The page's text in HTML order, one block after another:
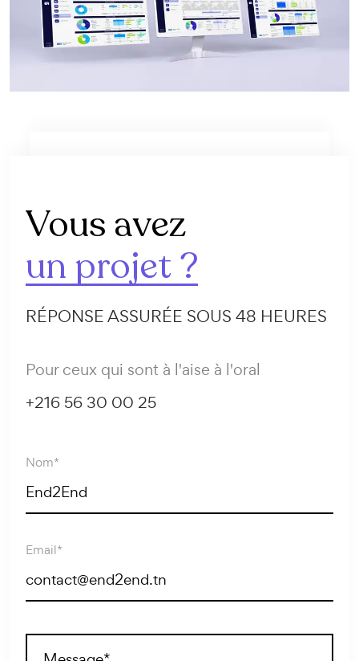
Vous avez
un projet ?
RÉPONSE ASSURÉE SOUS 48 HEURES
Pour ceux qui sont à l'aise à l'oral
+216 56 30 00 25
Nom*
Email*